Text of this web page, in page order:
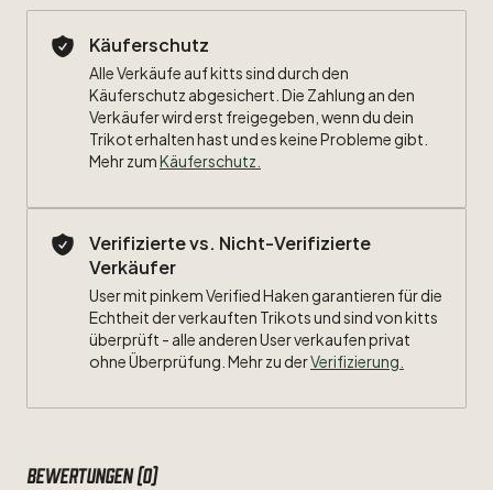
Käuferschutz
Alle Verkäufe auf kitts sind durch den
Käuferschutz abgesichert. Die Zahlung an den
Verkäufer wird erst freigegeben, wenn du dein
Trikot erhalten hast und es keine Probleme gibt.
Mehr zumKäuferschutz
Verifizierte vs. Nicht-Verifizierte
Verkäufer
User mit pinkem Verified Haken garantieren für die
Echtheit der verkauften Trikots und sind von kitts
überprüft - alle anderen User verkaufen privat
ohne Überprüfung. Mehr zu derVerifizierung.
Bewertungen (0)